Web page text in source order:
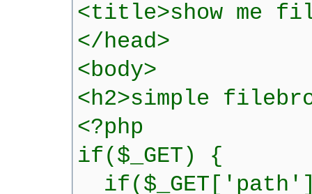
<title>show me
</head>
<body>
<h2>simple
<?php
if($_GET) {